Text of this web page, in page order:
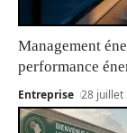
Management
performance
Entreprise 28 juillet